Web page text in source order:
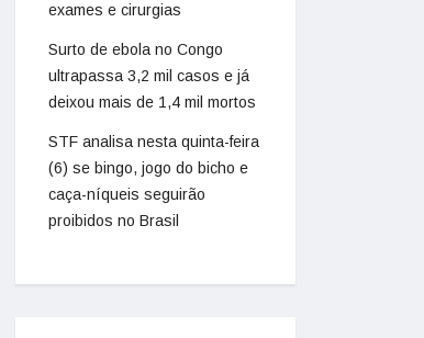
exames e cirurgias
Surto de ebola no Congo
ultrapassa 3,2 mil casos e já
deixou mais de 1,4 mil mortos
STF analisa nesta quinta-feira
(6) se bingo, jogo do bicho e
caça-níqueis seguirão
proibidos no Brasil